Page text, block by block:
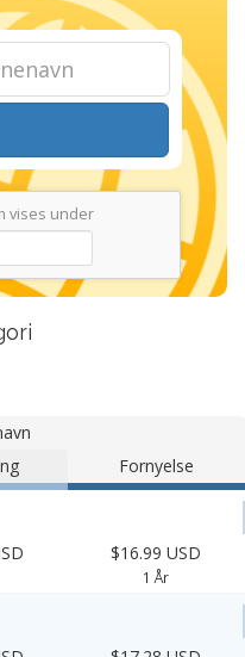
vises under
Fornyelse
$16.99 USD
1 År